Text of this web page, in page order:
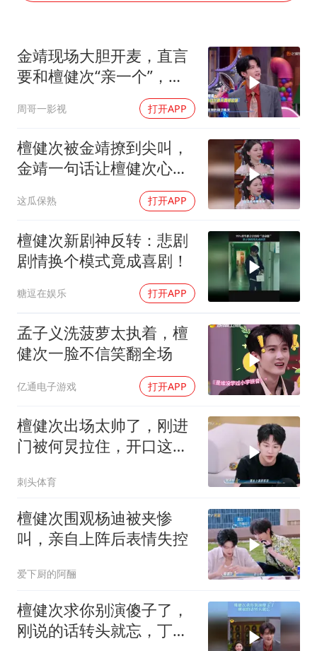
36岁男演员成景区NPC后人气爆棚
“不怕六爷挂得多 就怕六爷挂一颗”
微信又有新功能，你可以“撤回”你的撤回了！
乐享全民健身 共筑健康中国
金靖现场大胆开麦，直言
要和檀健次“亲一个”，突
如其来的攻势打得他猝不
及防
周哥一影视 打开APP
檀健次被金靖撩到尖叫，
金靖一句话让檀健次心跳
这瓜保熟 打开APP
檀健次新剧神反转：悲剧
剧情换个模式竟成喜剧！
糖逗在娱乐 打开APP
孟子义洗菠萝太执着，檀
健次一脸不信笑翻全场
亿通电子游戏 打开APP
檀健次出场太帅了，刚进
门被何炅拉住，开口这句
刺头体育
檀健次围观杨迪被夹惨
叫，亲自上阵后表情失控
爱下厨的阿酾
檀健次求你别演傻子了，
刚说的话转头就忘，丁程